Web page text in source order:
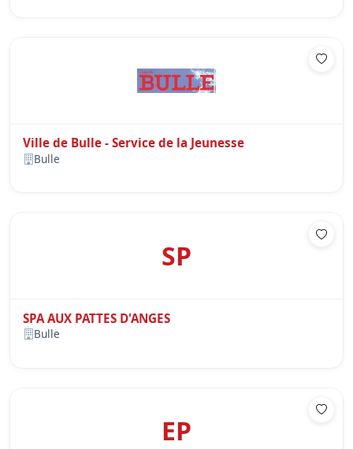
Ville de Bulle - Service de la Jeunesse
Bulle
SP
SPA AUX PATTES D'ANGES
Bulle
EP